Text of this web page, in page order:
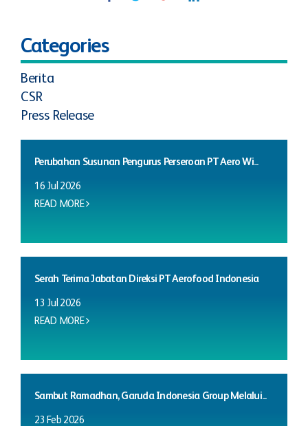
Categories
Berita
CSR
Press Release
Perubahan Susunan Pengurus Perseroan PT Aero Wi...
16 Jul 2026
READ MORE
Serah Terima Jabatan Direksi PT Aerofood Indonesia
13 Jul 2026
READ MORE
Sambut Ramadhan, Garuda Indonesia Group Melalui...
23 Feb 2026